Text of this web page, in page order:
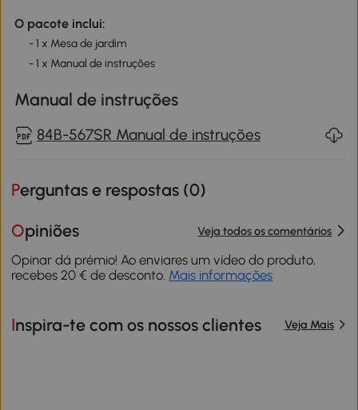
O pacote inclui:
- 1 x Mesa de jardim
- 1 x Manual de instruções
Manual de instruções
84B-567SR Manual de instruções
Perguntas e respostas (0)
Opiniões Veja todos os comentários
Opinar dá prémio! Ao enviares um vídeo do produto,
recebes 20 € de desconto. Mais informações
Inspira-te com os nossos clientes Veja Mais